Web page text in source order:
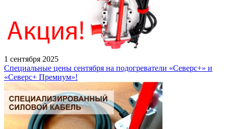
1 сентября 2025
Специальные цены сентября на подогреватели «Северс+» и
«Северс+ Премиум»!